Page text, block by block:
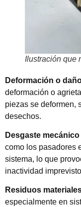
Ilustración que
Deformación o
deformación o
piezas se deformen,
desechos.
Desgaste mecánico
como los pasadores
sistema, lo que
inactividad
Residuos
especialmente en